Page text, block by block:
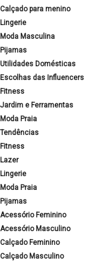
Calçado para menino
Lingerie
Moda Masculina
Pijamas
Utilidades Domésticas
Escolhas das Influencers
Fitness
Jardim e Ferramentas
Moda Praia
Tendências
Fitness
Lazer
Lingerie
Moda Praia
Pijamas
Acessório Feminino
Acessório Masculino
Calçado Feminino
Calçado Masculino